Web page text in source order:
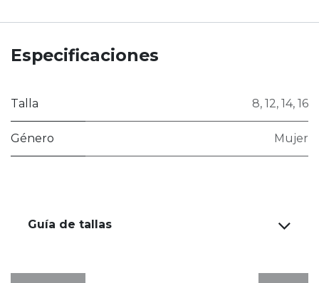
Especificaciones
Talla 8, 12, 14, 16
Género Mujer
Guía de tallas